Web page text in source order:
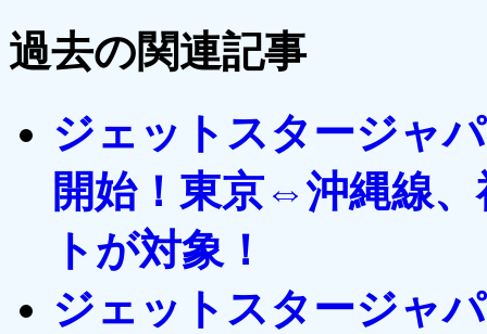
過去の関連記事
ジェットスタージャ
開始！東京⇔沖縄線
トが対象！
ジェットスタージャ